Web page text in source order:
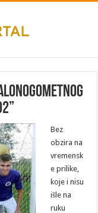
Bez
obzira na
vremensk
e prilike,
koje i nisu
išle na
ruku